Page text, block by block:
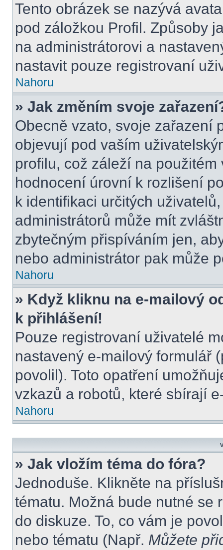
Tento obrázek se nazývá
pod záložkou Profil. Způsoby
na administrátorovi a
nastavit pouze registrovaní
Nahoru
» Jak změním svoje
Obecně vzato, svoje zařazení
objevují pod vaším
profilu, což záleží na
hodnocení úrovní k rozlišení
k identifikaci určitých
administrátorů může mít
zbytečným přispíváním jen,
nebo administrátor pak může
Nahoru
» Když kliknu na e-mailový
k přihlášení!
Pouze registrovaní uživatelé
nastavený e-mailový formulář
povolil). Toto opatření
vzkazů a robotů, které sbírají
Nahoru
» Jak vložím téma do fóra?
Jednoduše. Klikněte na
tématu. Možná bude nutné se
do diskuze. To, co vám je
nebo tématu (Např. Můžete